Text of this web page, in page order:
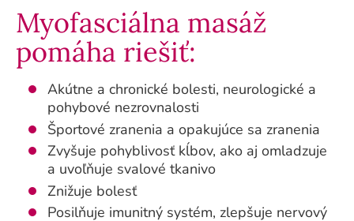
Myofasciálna masáž
pomáha riešiť:
Akútne a chronické bolesti, neurologické a
pohybové nezrovnalosti
Športové zranenia a opakujúce sa zranenia
Zvyšuje pohyblivosť kĺbov, ako aj omladzuje
a uvoľňuje svalové tkanivo
Znižuje bolesť
Posilňuje imunitný systém, zlepšuje nervový